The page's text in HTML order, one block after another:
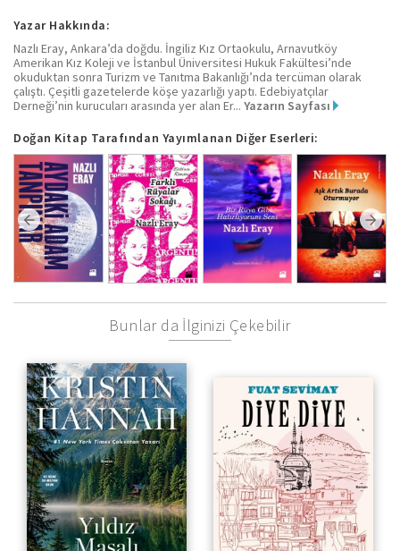
Yazar Hakkında:
Nazlı Eray, Ankara’da doğdu. İngiliz Kız Ortaokulu, Arnavutköy
Amerikan Kız Koleji ve İstanbul Üniversitesi Hukuk Fakültesi’nde
okuduktan sonra Turizm ve Tanıtma Bakanlığı’nda tercüman olarak
çalıştı. Çeşitli gazetelerde köşe yazarlığı yaptı. Edebiyatçılar
Derneği’nin kurucuları arasında yer alan Er... Yazarın Sayfası
Doğan Kitap Tarafından Yayımlanan Diğer Eserleri:
Bunlar da İlginizi Çekebilir